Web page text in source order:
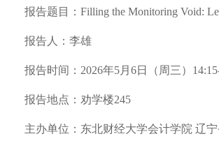
报告题目：Filling the Monitoring Void:
报告人：李雄
报告时间：2026年5月6日（周三）
报告地点：劝学楼245
主办单位：东北财经大学会计学院 辽